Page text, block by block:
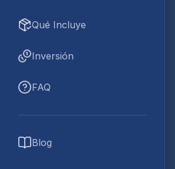
Qué Incluye
Inversión
FAQ
Blog